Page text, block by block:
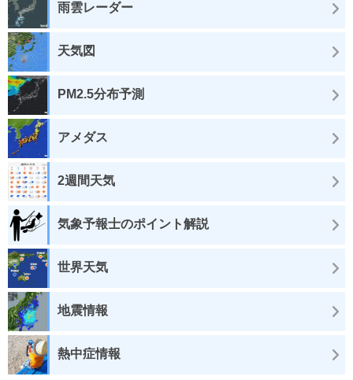
雨雲レーダー
天気図
PM2.5分布予測
アメダス
2週間天気
気象予報士のポイント解説
世界天気
地震情報
熱中症情報